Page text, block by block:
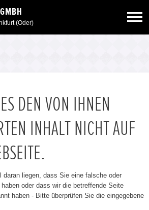
(Oder)
DEN VON IHNEN
INHALT NICHT AUF
daran liegen, dass Sie eine falsche oder
oder dass wir die betreffende Seite
haben - Bitte überprüfen Sie die eingegebene